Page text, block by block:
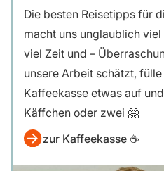
Die besten Reisetipps für
macht uns unglaublich
viel Zeit und –
unsere Arbeit schätzt,
Kaffeekasse etwas auf
Käffchen oder zwei 🤗
zur Kaffeekasse ☕️